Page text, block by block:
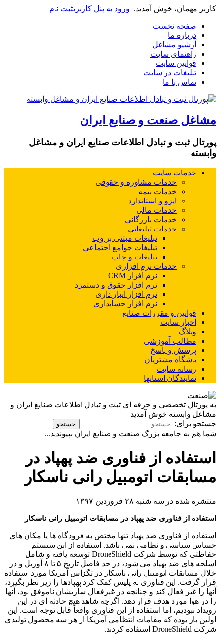
کاربر مهمان، خوش آمدید. ورود به پنل کاربریثبت نام
صفحه نخست
درباره ما
آرشیو مشاغل
راهنمای سایت
قوانین سایت
تبلیغات در سایت
تماس با ما
مشاغل صنعت و صنایع ایران
پورتال ثبت و تبادل اطلاعات صنایع ایران و مشاغل
وابسته
خدمات سایت
خدمات مشاوره و حقوقی
خدمات بیمه
ایزو و استاندارد
خدمات مالی
خدمات بازرگانی
خدمات تبلیغاتی
تبلیغات مبتنی بر وب
تبلیغات جوامع اجتماعی
تبلیغات و چاپ
خدمات نرم افزاری
نرم افزار CRM
نرم افزار حقوق و دستمزد
نرم افزار انبار داری
نرم افزار حسابداری
قوانین و مقررات صنایع
اخبار سایت
وبلاگ
مطالب آموزشی
پرسش و پاسخ
باشگاه مشتریان
رسانه سایت
نمایندگان استانها
به پورتال تخصصی و حرفه ای ثبت و تبادل اطلاعات صنایع ایران و
مشاغل وابسته خوش آمدید
جستجو برای:
شما هم به جامعه بزرگ صنعت و صنایع ایران بپیوندید...
استفاده از فناوری ضد پهپاد در
مسابقات اتومبیل رانی ناسکار
منتشره شده در سه شنبه ۲۸ فروردین ۱۳۹۷
استفاده از فناوری ضد پهپاد در مسابقات اتومبیل رانی ناسکار
استفاده از فناوری ضد پهپاد تنها مختص به فرودگاه ها یا مکان های
حساس سیاسی و نظامی نمی باشد. استفاده از این سیستم
حفاظتی که توسط شرکت DroneShield توسعه یافته و شامل
اسلحه های ضد پهپاد می شود، در حد فاصل تاریخ ۵ تا ۸ آوریل و در
خلال مسابقات اتومبیل رانی ناسکار در تگزاس آمریکا مورد استفاده
قرار گرفت. این فناوری به پلیس کمک کرد پهپادها را زیر نظر بگیرد،
آنها را غیر فعال کند و چنانچه در غیرفعال سازیشان ناموفق بود، آنها
را در هوا مورد هدف قرار دهد. اگرچه شاهد هیچ حادثه ای در این
رویداد نبودیم، اما استفاده از این فناوری واقعاً قابل توجه است. این
اولین بار بوده که مقامات انتظامی آمریکا از هر سه محصول تولیدی
شرکت DroneShield استفاده کردند.